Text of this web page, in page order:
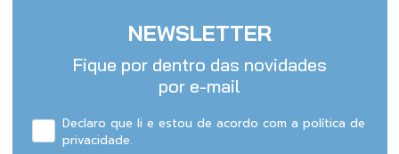
NEWSLETTER
Fique por dentro das novidades
por e-mail
Declaro que li e estou de acordo com a política de
privacidade.